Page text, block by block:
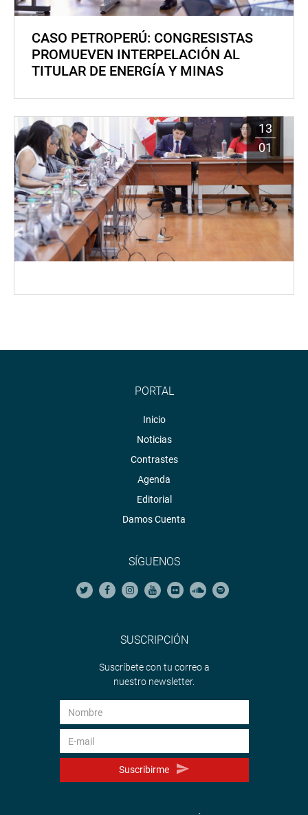
CASO PETROPERÚ: CONGRESISTAS
PROMUEVEN INTERPELACIÓN AL
TITULAR DE ENERGÍA Y MINAS
13
01
PORTAL
Inicio
Noticias
Contrastes
Agenda
Editorial
Damos Cuenta
SÍGUENOS
SUSCRIPCIÓN
Suscríbete con tu correo a
nuestro newsletter.
Suscribirme